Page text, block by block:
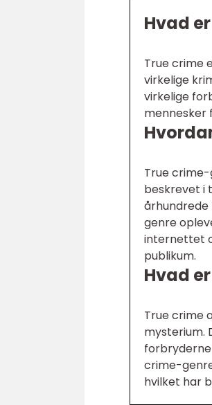
Hvad
True crime
virkelige
virkelige
mennesker
True
beskrevet i
genre
internettet
publikum.
Hvad
True crime
mysterium.
crime-
hvilket har